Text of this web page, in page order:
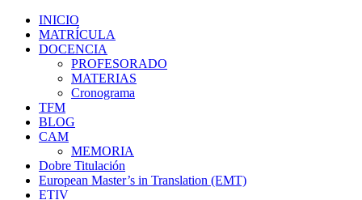
INICIO
MATRÍCULA
DOCENCIA
PROFESORADO
MATERIAS
Cronograma
TFM
BLOG
CAM
MEMORIA
Dobre Titulación
European Master’s in Translation (EMT)
ETIV